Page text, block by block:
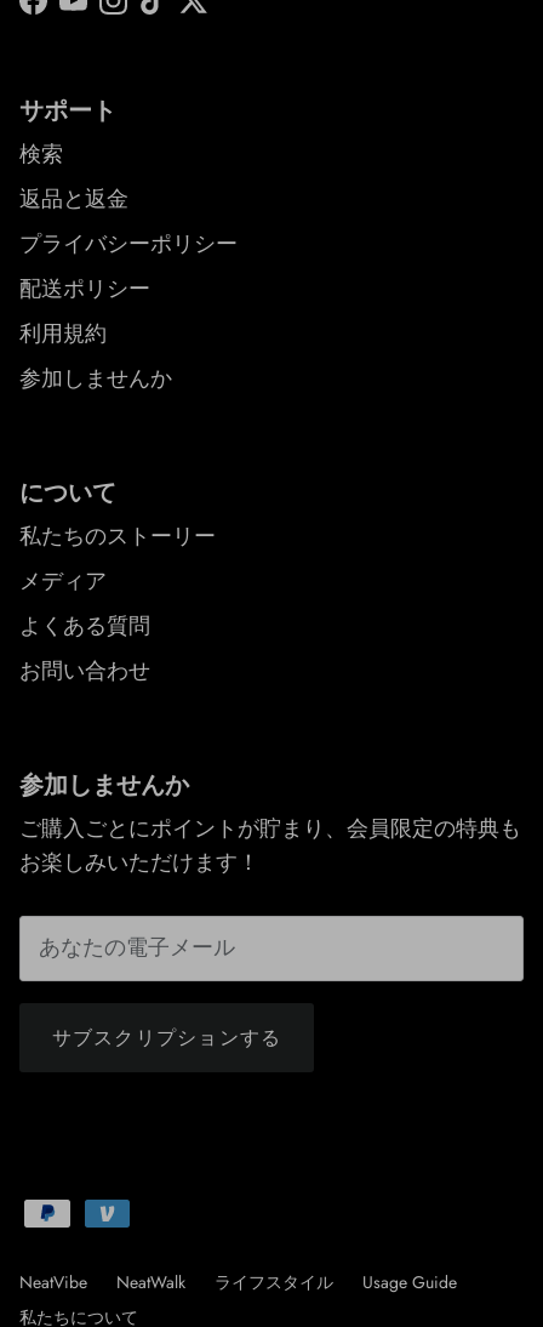
Facebook
YouTubeInstagram
TikTokTwitter
サポート
検索
返品と返金
プライバシーポリシー
配送ポリシー
利用規約
参加しませんか
について
私たちのストーリー
メディア
よくある質問
お問い合わせ
参加しませんか
ご購入ごとにポイントが貯まり、会員限定の特典も
お楽しみいただけます！
サブスクリプションする
NeatVibe NeatWalk ライフスタイル
Usage Guide
私たちについて